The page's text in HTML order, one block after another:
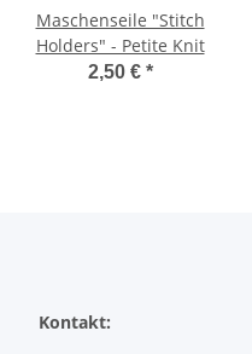
Maschenseile "Stitch
Holders" - Petite Knit
2,50 € *
Kontakt: